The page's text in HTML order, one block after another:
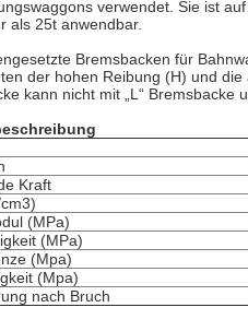
verwendet. Sie ist
als 25t anwendbar.
Bremsbacken für
der hohen Reibung (H) und
kann nicht mit „L“ Bremsbacke
Kraft
(MPa)
(MPa)
(Mpa)
(Mpa)
nach Bruch